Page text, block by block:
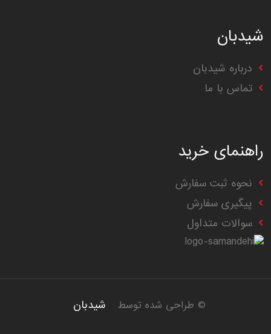
شیدبان
درباره شیدبان
تماس با ما
راهنمای خرید
نحوه ثبت سفارش
پیگیری سفارش
سوالات متداول
© طراحی شده توسط شیدبان